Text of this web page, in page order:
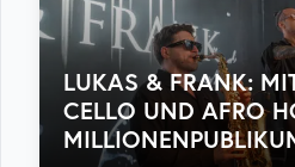
LUKAS & FRANK:
CELLO UND AFRO